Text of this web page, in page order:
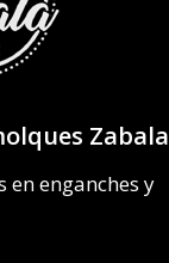
Zabala
en enganches y